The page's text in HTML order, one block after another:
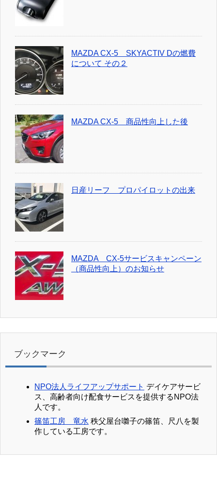
MAZDA CX-5 SKYACTIV Dの燃費
について その２
MAZDA CX-5 商品性向上した後
日産リーフ プロパイロットの出来
MAZDA CX-5サービスキャンペーン
（商品性向上）のお知らせ
ブックマーク
NPO法人ライフアップサポート デイケアサービ
ス、高齢者向け配食サービスを提供するNPO法
人です。
篠笛工房 竜水 秩父屋台囃子の篠笛、尺八を製
作している工房です。